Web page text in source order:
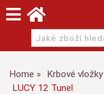
Home Krbové vložky
LUCY 12 Tunel